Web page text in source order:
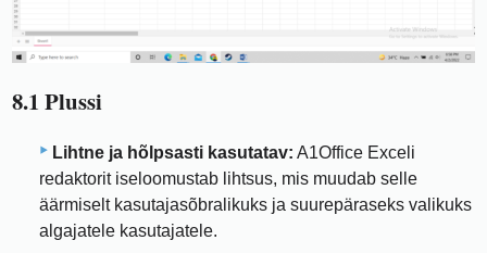
8.1 Plussi
Lihtne ja hõlpsasti kasutatav: A1Office Exceli
redaktorit iseloomustab lihtsus, mis muudab selle
äärmiselt kasutajasõbralikuks ja suurepäraseks valikuks
algajatele kasutajatele.